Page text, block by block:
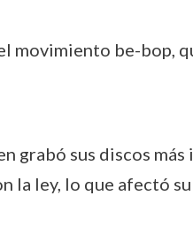
movimiento be-bop,
grabó sus discos
la ley, lo que afectó